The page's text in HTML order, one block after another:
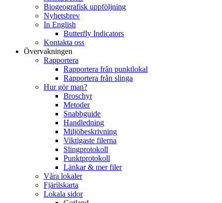
Biogeografisk uppföljning
Nyhetsbrev
In English
Butterfly Indicators
Kontakta oss
Övervakningen
Rapportera
Rapportera från punktlokal
Rapportera från slinga
Hur gör man?
Broschyr
Metoder
Snabbguide
Handledning
Miljöbeskrivning
Viktigaste filerna
Slingprotokoll
Punktprotokoll
Länkar & mer filer
Våra lokaler
Fjärilskarta
Lokala sidor